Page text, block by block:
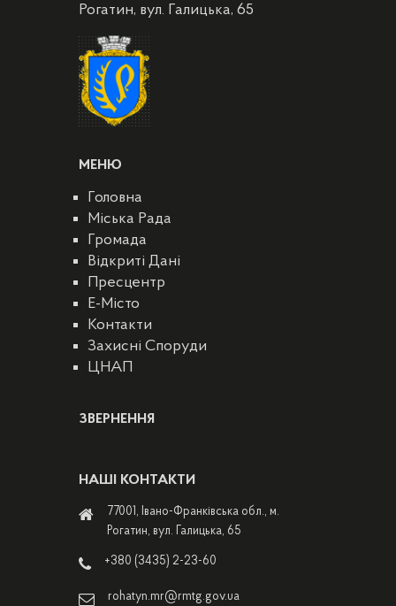
Рогатин, вул. Галицька, 65
МЕНЮ
Головна
Міська Рада
Громада
Відкриті Дані
Пресцентр
E-Місто
Контакти
Захисні Споруди
ЦНАП
ЗВЕРНЕННЯ
НАШІ КОНТАКТИ
77001, Івано-Франківська обл., м.
Рогатин, вул. Галицька, 65
+380 (3435) 2-23-60
rohatyn.mr@rmtg.gov.ua